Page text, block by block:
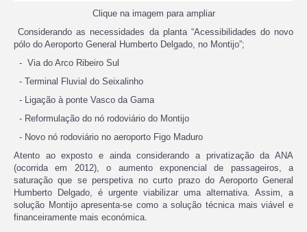
Clique na imagem para ampliar
Considerando as necessidades da planta “Acessibilidades do novo
pólo do Aeroporto General Humberto Delgado, no Montijo”;
- Via do Arco Ribeiro Sul
- Terminal Fluvial do Seixalinho
- Ligação à ponte Vasco da Gama
- Reformulação do nó rodoviário do Montijo
- Novo nó rodoviário no aeroporto Figo Maduro
Atento ao exposto e ainda considerando a privatização da ANA
(ocorrida em 2012), o aumento exponencial de passageiros, a
saturação que se perspetiva no curto prazo do Aeroporto General
Humberto Delgado, é urgente viabilizar uma alternativa. Assim, a
solução Montijo apresenta-se como a solução técnica mais viável e
financeiramente mais económica.